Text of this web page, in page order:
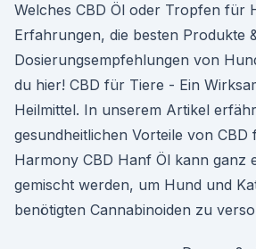
Welches CBD Öl oder Tropfen für
Erfahrungen, die besten Produkte
Dosierungsempfehlungen von
du hier! CBD für Tiere - Ein
Heilmittel. In unserem Artikel
gesundheitlichen Vorteile von CBD
Harmony CBD Hanf Öl kann ganz
gemischt werden, um Hund und
benötigten Cannabinoiden zu